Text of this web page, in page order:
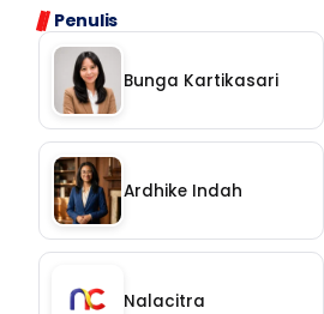
Langganan
Chat
Ikuti
Penulis
Bunga Kartikasari
Ardhike Indah
Nalacitra